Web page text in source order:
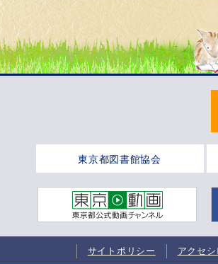
東京都図書館協会
サイトポリシー アクセ